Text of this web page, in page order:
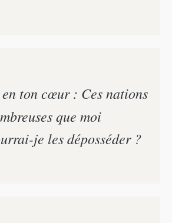
ton cœur : Ces nations
que moi
je les déposséder ?